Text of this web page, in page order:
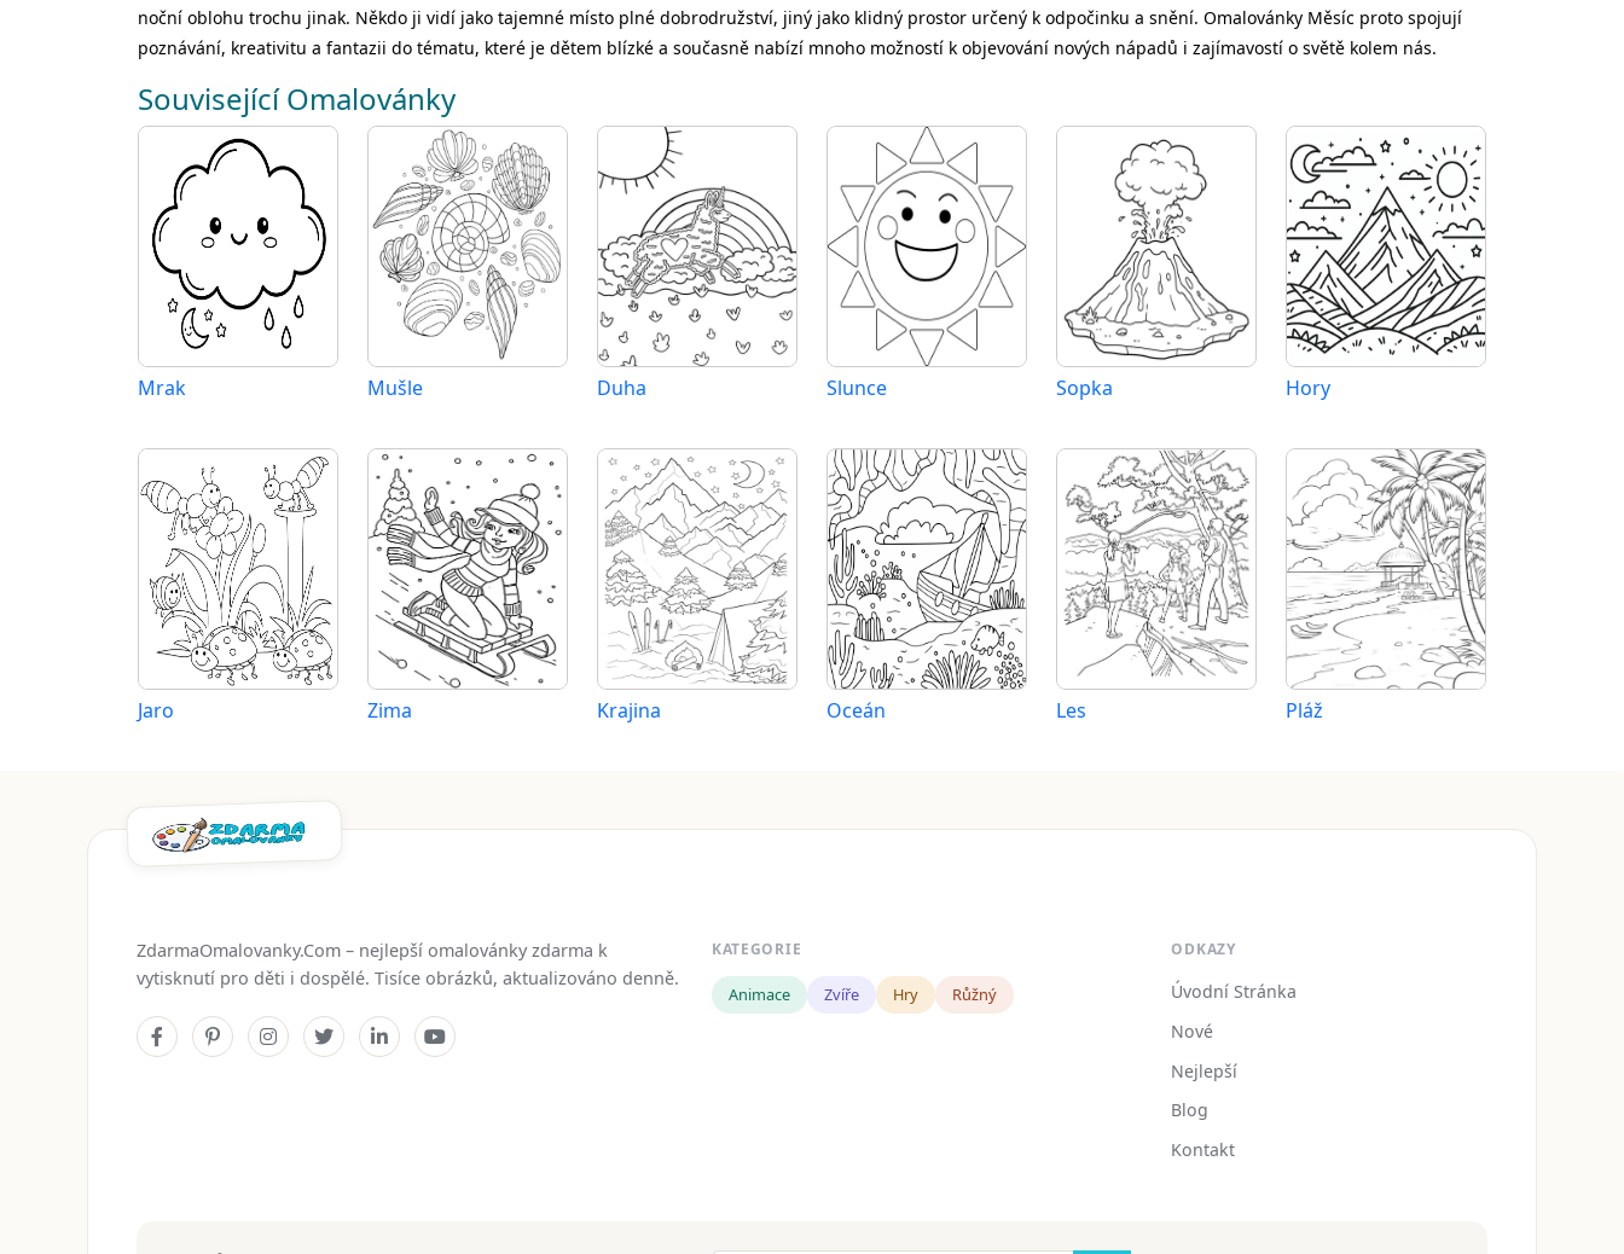
noční oblohu trochu jinak. Někdo ji vidí jako tajemné místo plné dobrodružství, jiný jako klidný prostor určený k odpočinku a snění. Omalovánky Měsíc proto spojují
poznávání, kreativitu a fantazii do tématu, které je dětem blízké a současně nabízí mnoho možností k objevování nových nápadů i zajímavostí o světě kolem nás.
Související Omalovánky
Mrak Mušle Duha Slunce Sopka Hory
Jaro Zima Krajina Oceán Les Pláž
ZdarmaOmalovanky.Com – nejlepší omalovánky zdarma k
vytisknutí pro děti i dospělé. Tisíce obrázků, aktualizováno denně.
KATEGORIE
Animace Zvíře Hry Růžný
ODKAZY
Úvodní Stránka
Nové
Nejlepší
Blog
Kontakt